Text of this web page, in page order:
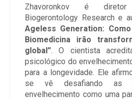
Zhavoronkov é
Biogerontology Research e
Ageless Generation:
Biomedicina irão
global”. O cientista
psicológico do
para a longevidade. Ele
se vê desafiando as
envelhecimento como uma